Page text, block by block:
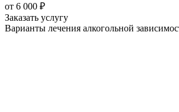
от 6 000 ₽
Заказать услугу
Варианты лечения алкогольной